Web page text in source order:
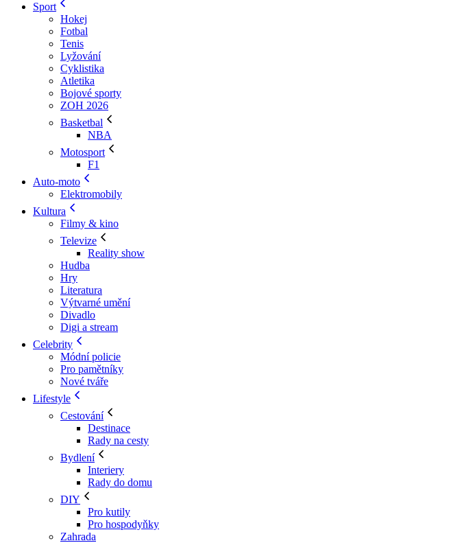
Sport
Hokej
Fotbal
Tenis
Lyžování
Cyklistika
Atletika
Bojové sporty
ZOH 2026
Basketbal
NBA
Motosport
F1
Auto-moto
Elektromobily
Kultura
Filmy & kino
Televize
Reality show
Hudba
Hry
Literatura
Výtvarné umění
Divadlo
Digi a stream
Celebrity
Módní policie
Pro pamětníky
Nové tváře
Lifestyle
Cestování
Destinace
Rady na cesty
Bydlení
Interiery
Rady do domu
DIY
Pro kutily
Pro hospodyňky
Zahrada